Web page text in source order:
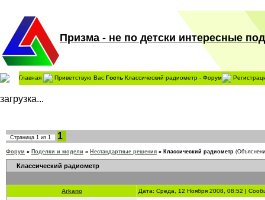
Призма - не по детски интересные
Главная Приветствую Вас Гость Классический радиометр - Форум
загрузка...
Страница 1 из 1 1
Форум » Поделки и модели » Нестандартные решения » Классический радиометр
Классический радиометр
Arkano Дата: Среда, 12 Ноября 2008, 08:52 |